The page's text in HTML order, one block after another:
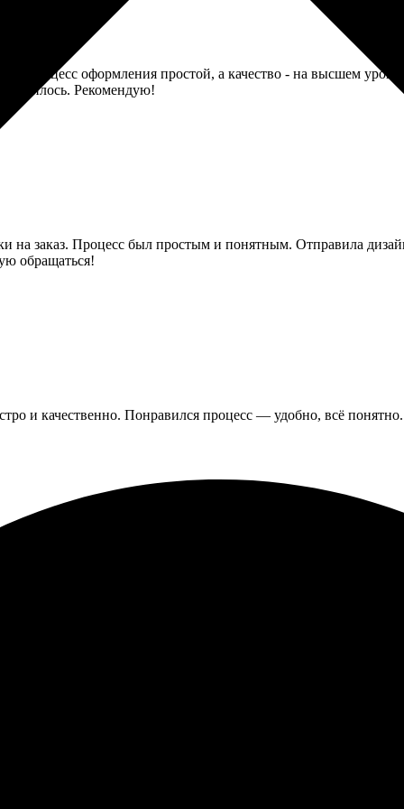
Процесс оформления простой, а качество - на высшем
Рекомендую!
на заказ. Процесс был простым и понятным. Отправила
обращаться!
и качественно. Понравился процесс — удобно, всё
прошло идеально! Процесс оформления очень простой и
Они выглядят очень аккуратно, детали яркие! Если
Заказал значки с собственным дизайном. Процесс
вернусь снова!